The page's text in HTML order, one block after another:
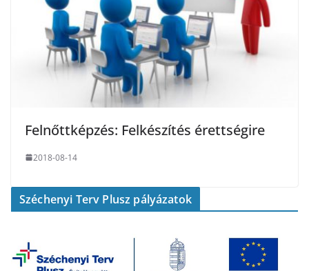
Felnőttképzés: Felkészítés érettségire
2018-08-14
Széchenyi Terv Plusz pályázatok